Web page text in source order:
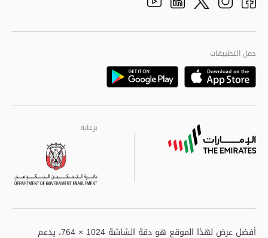
الهيكل التنظيمي
الجودة العالمية
مراكز خدمة أبوظبى
Facebook
Instagram
Twitter
Linkedin
Youtube
حمل التطبيقات
Google
Playstore
برعاية
برعاية
أفضل عرض لهذا الموقع هو دقة الشاشة 1024 × 764، يدعم